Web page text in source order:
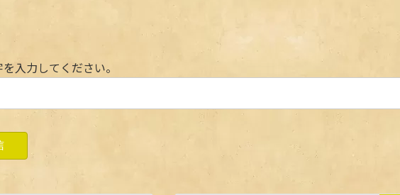
入力してください。